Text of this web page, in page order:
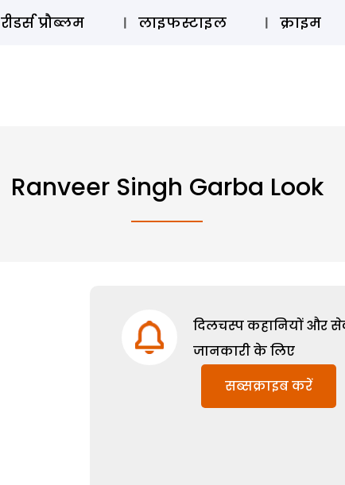
ऑडियो
रीडर्स प्रौब्लम लाइफस्टाइल क्राइम
Ranveer Singh Garba Look
दिलचस्प कहानियों और
जानकारी के लिए
सब्सक्राइब करें